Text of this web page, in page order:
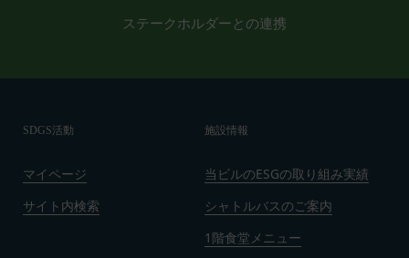
ステークホルダーとの連携
SDGS活動
マイページ
サイト内検索
施設情報
当ビルのESGの取り組み実績
シャトルバスのご案内
1階食堂メニュー
よび一部が無効または執行不能と判断された規定の
約に関し訴訟の必要が生じた場合には、東京地方裁
す。
発効日：2021年9月1日
閉じる